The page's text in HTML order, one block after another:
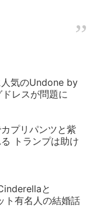
気のUndone by
レスが問題に
プリパンツと紫
トランプは助け
と
ト有名人の結婚話